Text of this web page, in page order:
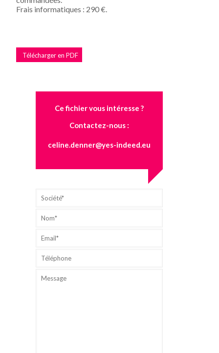
Frais informatiques : 290 €.
Télécharger en PDF
Ce fichier vous intéresse ?
Contactez-nous :
celine.denner@yes-indeed.eu